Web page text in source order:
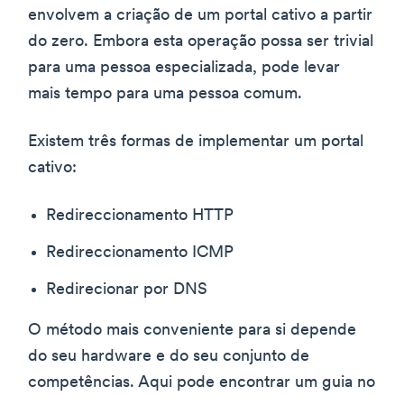
envolvem a criação de um portal cativo a partir
do zero. Embora esta operação possa ser trivial
para uma pessoa especializada, pode levar
mais tempo para uma pessoa comum.
Existem três formas de implementar um portal
cativo:
Redireccionamento HTTP
Redireccionamento ICMP
Redirecionar por DNS
O método mais conveniente para si depende
do seu hardware e do seu conjunto de
competências. Aqui pode encontrar um guia no